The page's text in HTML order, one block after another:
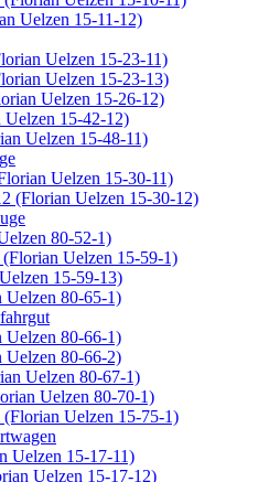
Uelzen 15-11-12)
Uelzen 15-23-11)
Uelzen 15-23-13)
Uelzen 15-26-12)
15-42-12)
Uelzen 15-48-11)
Uelzen 15-30-11)
(Florian Uelzen 15-30-12)
80-52-1)
Uelzen 15-59-1)
15-59-13)
80-65-1)
80-66-1)
80-66-2)
Uelzen 80-67-1)
Uelzen 80-70-1)
Uelzen 15-75-1)
Uelzen 15-17-11)
Uelzen 15-17-12)